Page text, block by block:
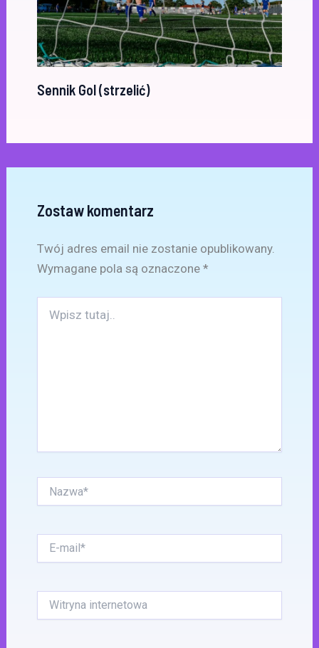
Sennik Gol (strzelić)
Zostaw komentarz
Twój adres email nie zostanie opublikowany.
Wymagane pola są oznaczone *
tutaj..
mail*
internetowa